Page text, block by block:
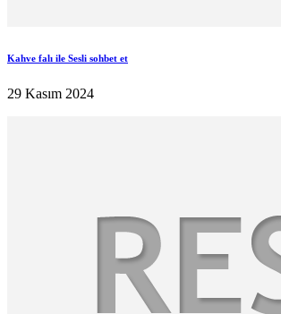
Kahve falı ile Sesli sohbet et
29 Kasım 2024